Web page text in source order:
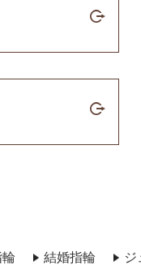
結婚指輪 ジ